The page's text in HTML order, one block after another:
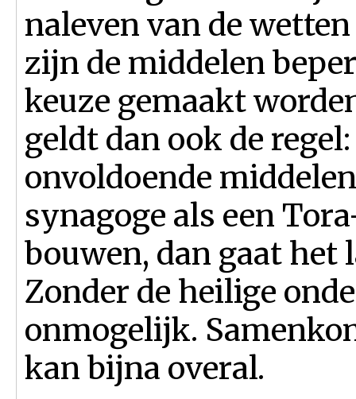
naleven van de
zijn de middelen
keuze gemaakt
geldt dan ook de
onvoldoende
synagoge als een
bouwen, dan gaat het
Zonder de heilige
onmogelijk.
kan bijna overal.